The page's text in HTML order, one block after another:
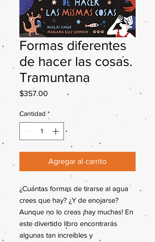
Formas diferentes
de hacer las cosas.
Tramuntana
$357.00 Precio
Cantidad *
Agregar al carrito
¿Cuántas formas de tirarse al agua
crees que hay? ¿Y de enojarse?
Aunque no lo creas ¡hay muchas! En
este divertido libro encontrarás
algunas tan increíbles y